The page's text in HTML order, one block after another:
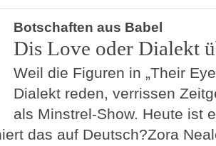
Botschaften aus Babel
Dis Love oder Dialekt
Weil die Figuren in „Their
Dialekt reden, verrissen
als Minstrel-Show. Heute ist
das auf Deutsch?Zora